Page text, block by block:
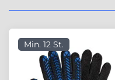
Min. 12 St.